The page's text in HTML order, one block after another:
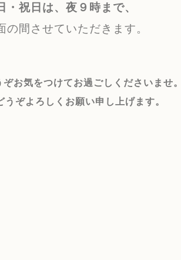
・祝日は、夜９時まで、
の間させていただきます。
お気をつけてお過ごしくださいませ。
うぞよろしくお願い申し上げます。